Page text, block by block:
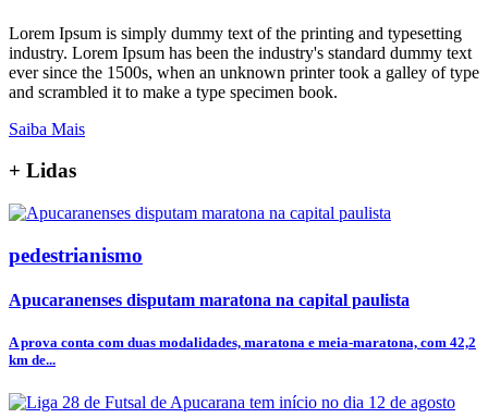
Lorem Ipsum is simply dummy text of the printing and typesetting
industry. Lorem Ipsum has been the industry's standard dummy text
ever since the 1500s, when an unknown printer took a galley of type
and scrambled it to make a type specimen book.
Saiba Mais
+ Lidas
pedestrianismo
Apucaranenses disputam maratona na capital paulista
A prova conta com duas modalidades, maratona e meia-maratona, com 42,2
km de...